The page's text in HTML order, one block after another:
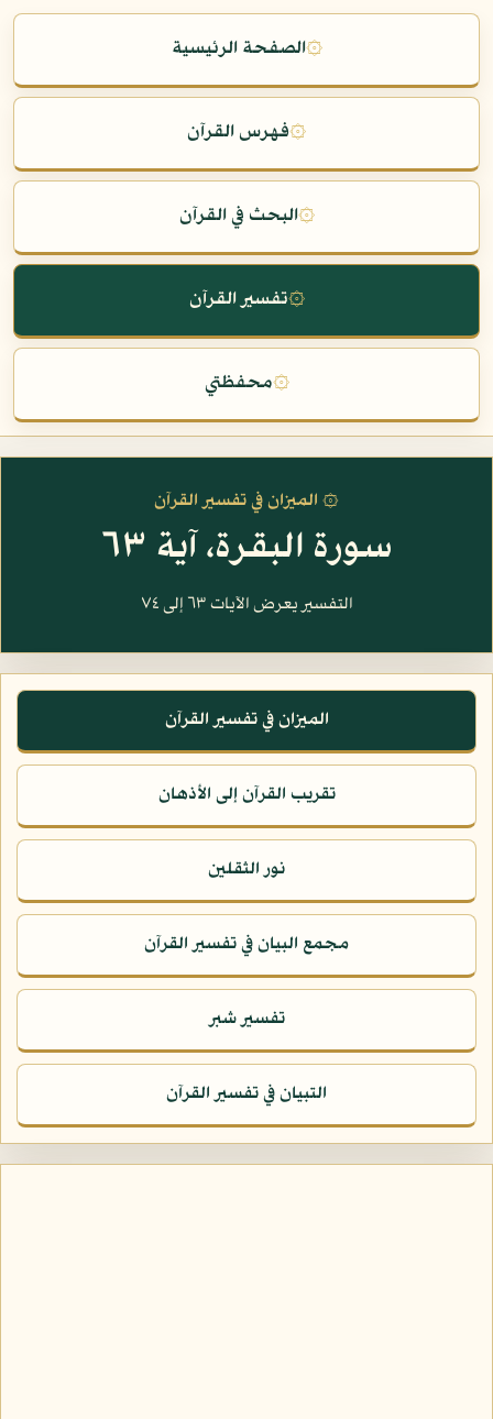
۞الصفحة الرئيسية
۞فهرس القرآن
۞البحث في القرآن
۞تفسير القرآن
۞محفظتي
۞ الميزان في تفسير القرآن
سورة البقرة، آية ٦٣
التفسير يعرض الآيات ٦٣ إلى ٧٤
الميزان في تفسير القرآن
تقريب القرآن إلى الأذهان
نور الثقلين
مجمع البيان في تفسير القرآن
تفسير شبر
التبيان في تفسير القرآن